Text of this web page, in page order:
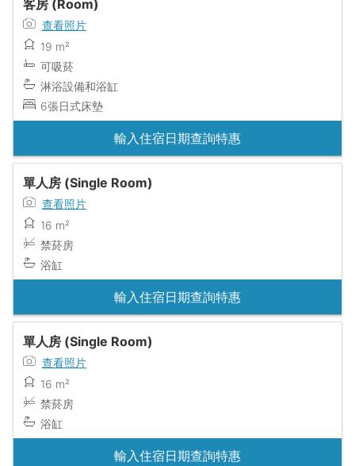
客房 (Room)
查看照片
19 m²
可吸菸
淋浴設備和浴缸
6張日式床墊
輸入住宿日期查詢特惠
單人房 (Single Room)
查看照片
16 m²
禁菸房
浴缸
輸入住宿日期查詢特惠
單人房 (Single Room)
查看照片
16 m²
禁菸房
浴缸
輸入住宿日期查詢特惠